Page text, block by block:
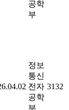
공학
부
정보
통신
전자
공학
부
3132